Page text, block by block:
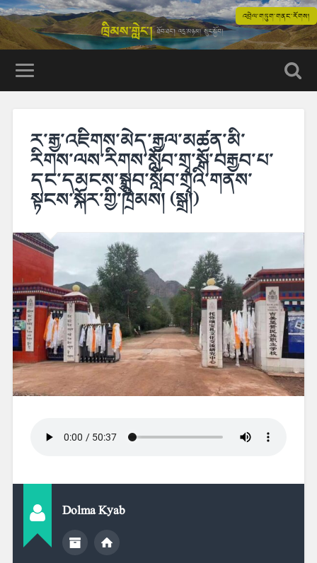
འབྲེལ་གཏུག་གནང་རོགས།
ར་རྒྱ་འཇིགས་མེད་རྒྱལ་མཚན་མི་
རིགས་ལས་རིགས་སློབ་གྲྭ་སྒོ་བརྒྱབ་པ་
དང་དམངས་སྒྲུབ་སློབ་གྲྭའི་གནས་
སྟངས་སྐོར་གྱི་ཁྲིམས། (སྒྲ།)
Dolma Kyab